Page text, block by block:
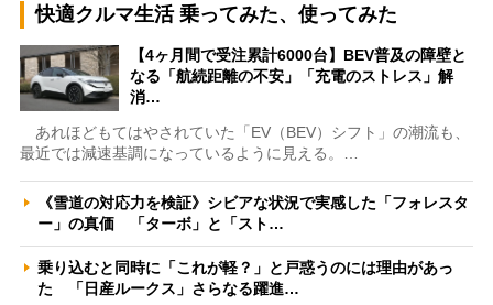
快適クルマ生活 乗ってみた、使ってみた
【4ヶ月間で受注累計6000台】BEV普及の障壁と
なる「航続距離の不安」「充電のストレス」解
消…
あれほどもてはやされていた「EV（BEV）シフト」の潮流も、
最近では減速基調になっているように見える。…
《雪道の対応力を検証》シビアな状況で実感した「フォレスタ
ー」の真価 「ターボ」と「スト…
乗り込むと同時に「これが軽？」と戸惑うのには理由があっ
た 「日産ルークス」さらなる躍進…